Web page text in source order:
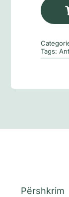
Tags:
Përshkrim